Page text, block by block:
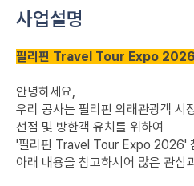
사업설명
필리핀 Travel Tour Expo 2026
안녕하세요,
우리 공사는 필리핀 외래관광객 시
선점 및 방한객 유치를 위하여
'필리핀 Travel Tour Expo 2026'
아래 내용을 참고하시어 많은 관심